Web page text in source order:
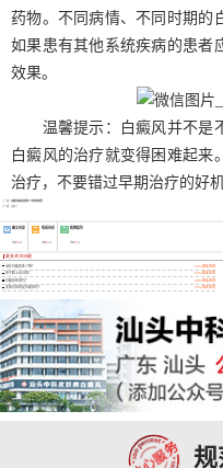
药物。不同病情、不同时期的
如果患有其他系统疾病的患者
效果。
温馨提示：白癜风并不是不
白癜风的治疗就变得困难起来
治疗，不要错过早期治疗的好
上一篇： 白癜风病情发展的4个表现有哪些
下一篇：没有了
图文问诊 电话问诊 病例报告
更多关注问题
治疗白癜风多少钱？
96%网友咨询
孩子脸上长白斑？
94%网友咨询
白癜风传染吗？
98%网友咨询
发现白斑就是白癜风吗？
92%网友咨询